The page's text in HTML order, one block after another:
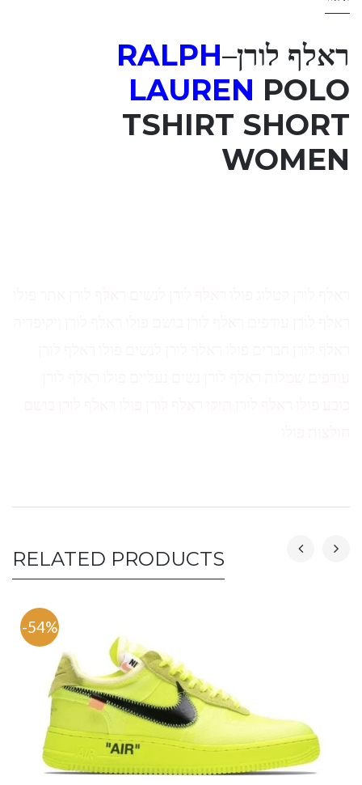
ראלף לורן–
RALPH
LAUREN POLO
TSHIRT SHORT
WOMEN
RELATED PRODUCTS
-54%